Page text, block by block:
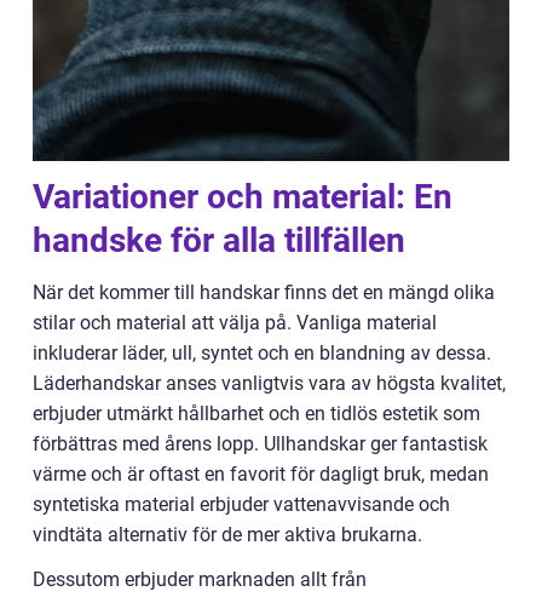
Variationer och material: En
handske för alla tillfällen
När det kommer till handskar finns det en mängd olika
stilar och material att välja på. Vanliga material
inkluderar läder, ull, syntet och en blandning av dessa.
Läderhandskar anses vanligtvis vara av högsta kvalitet,
erbjuder utmärkt hållbarhet och en tidlös estetik som
förbättras med årens lopp. Ullhandskar ger fantastisk
värme och är oftast en favorit för dagligt bruk, medan
syntetiska material erbjuder vattenavvisande och
vindtäta alternativ för de mer aktiva brukarna.
Dessutom erbjuder marknaden allt från